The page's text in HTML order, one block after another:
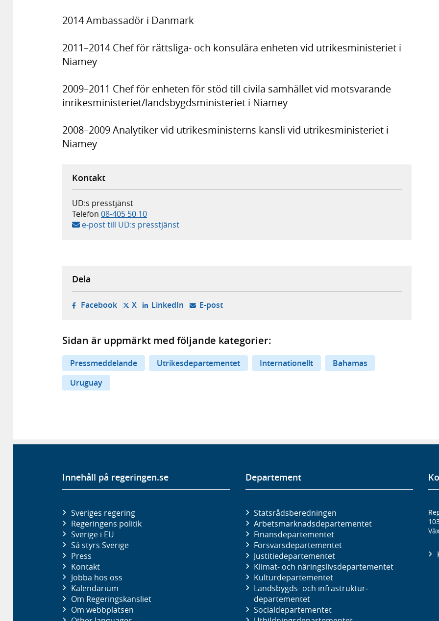
2014 Ambassadör i Danmark
2011–2014 Chef för rättsliga- och konsulära enheten vid utrikesministeriet i
Niamey
2009–2011 Chef för enheten för stöd till civila samhället vid motsvarande
inrikesministeriet/landsbygdsministeriet i Niamey
2008–2009 Analytiker vid utrikesministerns kansli vid utrikesministeriet i
Niamey
Kontakt
UD:s presstjänst
Telefon 08-405 50 10
e-post till UD:s presstjänst
Dela
Facebook- öppnas i ny flik, extern webbplats,
X- öppnas i ny flik, extern webbplats,
LinkedIn- öppnas i ny flik, extern webbplats,
E-post- öppnar din e-postklient,
Sidan är uppmärkt med följande kategorier:
Pressmeddelande Utrikesdepartementet Internationellt
Bahamas
Uruguay
Innehåll på regeringen.se
Sveriges regering
Regeringens politik
Sverige i EU
Så styrs Sverige
Press
Kontakt
Jobba hos oss
Kalendarium
Om Regeringskansliet
Om webbplatsen
Departement
Statsrådsberedningen
Arbetsmarknads­departementet
Finans­departementet
Försvars­departementet
Justitie­departementet
Klimat- och näringslivs­departementet
Kultur­departementet
Landsbygds- och infrastruktur­
departementet
Social­departementet